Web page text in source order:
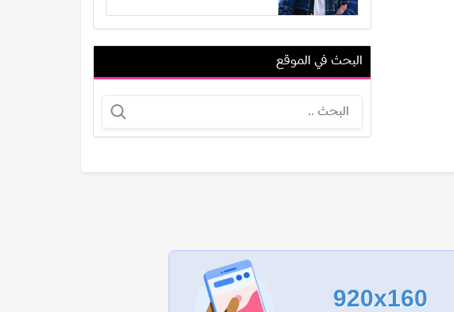
جون جلوفر
عرض الكل
البحث في الموقع
920x160